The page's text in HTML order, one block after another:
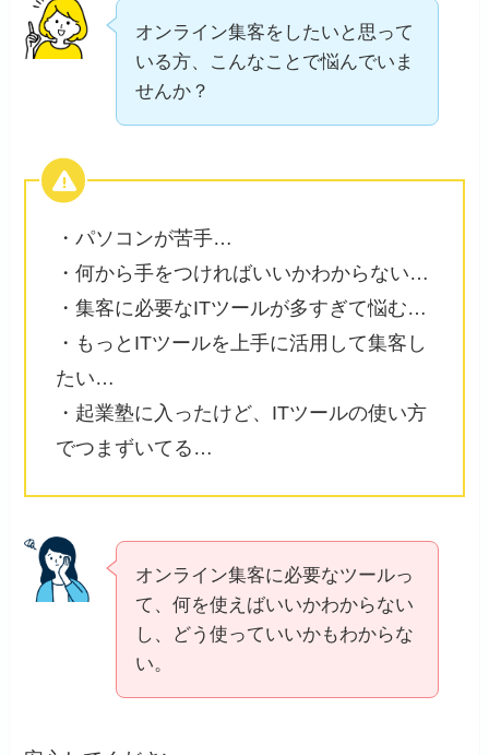
オンライン集客をしたいと思って
いる方、こんなことで悩んでいま
せんか？
・パソコンが苦手…
・何から手をつければいいかわからない…
・集客に必要なITツールが多すぎて悩む…
・もっとITツールを上手に活用して集客し
たい…
・起業塾に入ったけど、ITツールの使い方
でつまずいてる…
オンライン集客に必要なツールっ
て、何を使えばいいかわからない
し、どう使っていいかもわからな
い。